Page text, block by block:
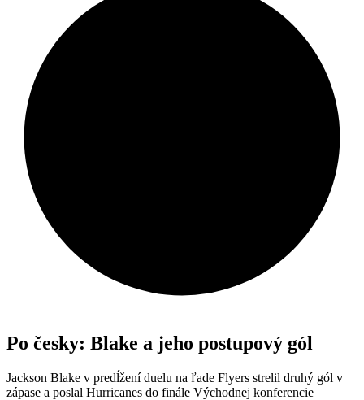
Po česky: Blake a jeho postupový gól
Jackson Blake v predĺžení duelu na ľade Flyers strelil druhý gól v
zápase a poslal Hurricanes do finále Východnej konferencie